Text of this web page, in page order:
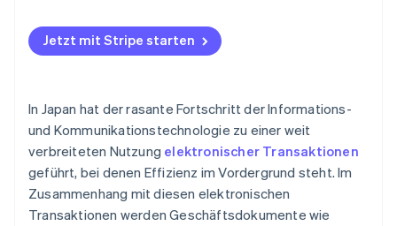
im Zusammenhang mit Rechnungen
Web-Rechnungsstellungstools reagieren auf
Die Umstellung auf Web-Rechnungen ist mit
Betriebskosten verbunden
hängt von den Internetverbindungsbedingungen ab
Unternehmen müssen das Format der Rechnung an
ihre Kundinnen und Kunden anpassen
Jetzt mit Stripe starten
In Japan hat der rasante Fortschritt der Informations-
und Kommunikationstechnologie zu einer weit
verbreiteten Nutzung elektronischer Transaktionen
geführt, bei denen Effizienz im Vordergrund steht. Im
Zusammenhang mit diesen elektronischen
Transaktionen werden Geschäftsdokumente wie